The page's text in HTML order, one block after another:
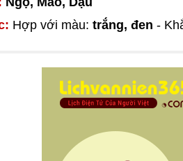
Hợp với màu: trắng, đen -